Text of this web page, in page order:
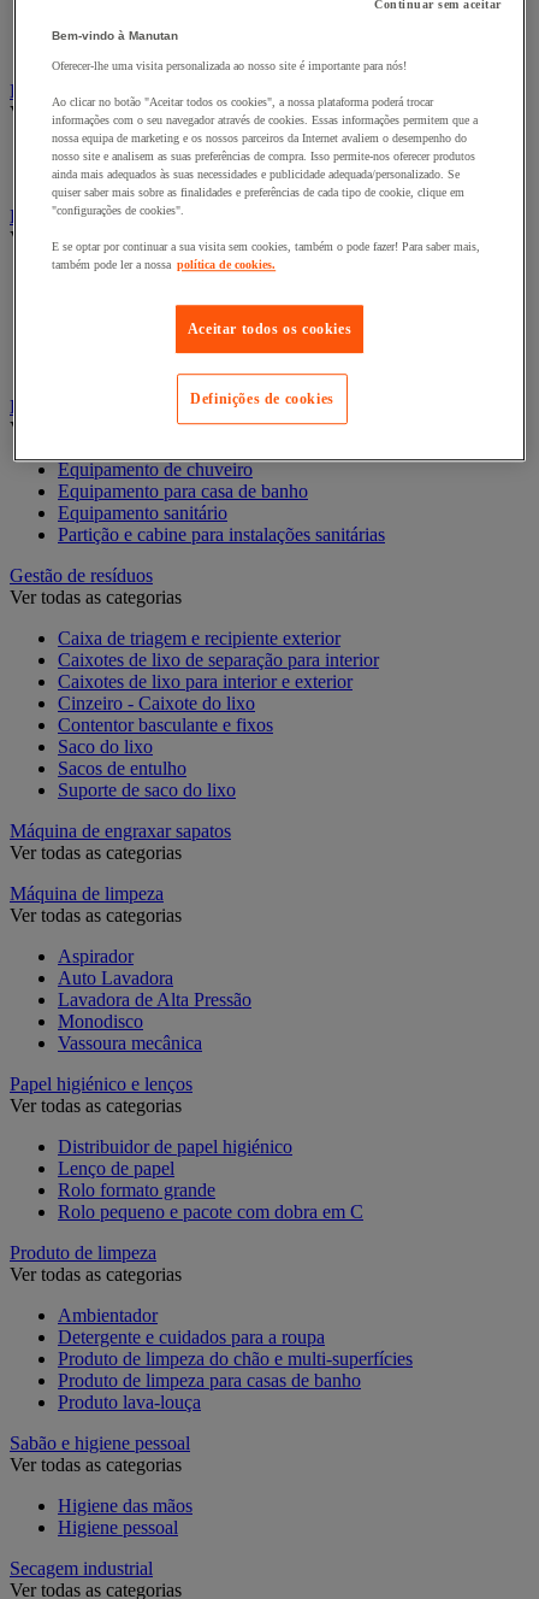
Carro de roupa
Dispositivo e Produto Inseticida
Ver todas as categorias
Inseticida para insetos voadores
Lâmpada Anti Mosquito Uv
Equipamento de limpeza e manutenção
Ver todas as categorias
Balde e espremedor
Cabo e raspador para vidros
Esponja, pano e pincel
Equipamento para casa de banho e duche
Ver todas as categorias
Equipamento de chuveiro
Equipamento para casa de banho
Equipamento sanitário
Partição e cabine para instalações sanitárias
Gestão de resíduos
Ver todas as categorias
Caixa de triagem e recipiente exterior
Caixotes de lixo de separação para interior
Caixotes de lixo para interior e exterior
Cinzeiro - Caixote do lixo
Contentor basculante e fixos
Saco do lixo
Sacos de entulho
Suporte de saco do lixo
Máquina de engraxar sapatos
Ver todas as categorias
Máquina de limpeza
Ver todas as categorias
Aspirador
Auto Lavadora
Lavadora de Alta Pressão
Monodisco
Vassoura mecânica
Papel higiénico e lenços
Ver todas as categorias
Distribuidor de papel higiénico
Lenço de papel
Rolo formato grande
Rolo pequeno e pacote com dobra em C
Produto de limpeza
Ver todas as categorias
Ambientador
Detergente e cuidados para a roupa
Produto de limpeza do chão e multi-superfícies
Produto de limpeza para casas de banho
Produto lava-louça
Sabão e higiene pessoal
Ver todas as categorias
Higiene das mãos
Higiene pessoal
Secagem industrial
Ver todas as categorias
Continuar sem aceitar
Bem-vindo à Manutan
Oferecer-lhe uma visita personalizada ao nosso site é importante para nós!
Ao clicar no botão "Aceitar todos os cookies", a nossa plataforma poderá trocar
informações com o seu navegador através de cookies. Essas informações permitem que a
nossa equipa de marketing e os nossos parceiros da Internet avaliem o desempenho do
nosso site e analisem as suas preferências de compra. Isso permite-nos oferecer produtos
ainda mais adequados às suas necessidades e publicidade adequada/personalizado. Se
quiser saber mais sobre as finalidades e preferências de cada tipo de cookie, clique em
"configurações de cookies".
E se optar por continuar a sua visita sem cookies, também o pode fazer! Para saber mais,
também pode ler a nossa política de cookies.
Aceitar todos os cookies
Definições de cookies